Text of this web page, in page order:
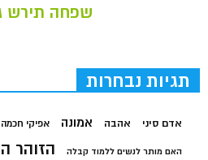
שפחה תירש
תגיות נבחרות
אדם סיני אהבה אמונה אפיקי חכמה
האם מותר לנשים ללמוד קבלה הזוהר